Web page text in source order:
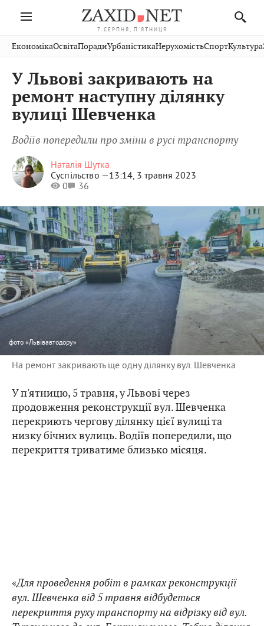
7 СЕРПНЯ, П'ЯТНИЦЯ
Івано-
Франківськ
Волинь
Закарпаття
Рівне
Шептицький
Стрий
Хмельницький
Вінниця
Публікації
Авто СловкоКультура
Кіно Дім СпортКраєзнавство
ФотоОсвітаНерухомість
Домашні
ЕкономікаОсвітаПорадиУрбаністикаНерухомістьСпортКультура
У Львові закривають на
ремонт наступну ділянку
вулиці Шевченка
Водіїв попередили про зміни в русі транспорту
Наталія Шутка
Суспільство —13:14, 3 травня 2023
0
36
фото «Львівавтодору»
На ремонт закривають ще одну ділянку вул. Шевченка
У п'ятницю, 5 травня, у Львові через
продовження реконструкції вул. Шевченка
перекриють чергову ділянку цієї вулиці та
низку бічних вулиць. Водіїв попередили, що
перекриття триватиме близько місяця.
«Для проведення робіт в рамках реконструкції
вул. Шевченка від 5 травня відбудеться
перекриття руху транспорту на відрізку від вул.